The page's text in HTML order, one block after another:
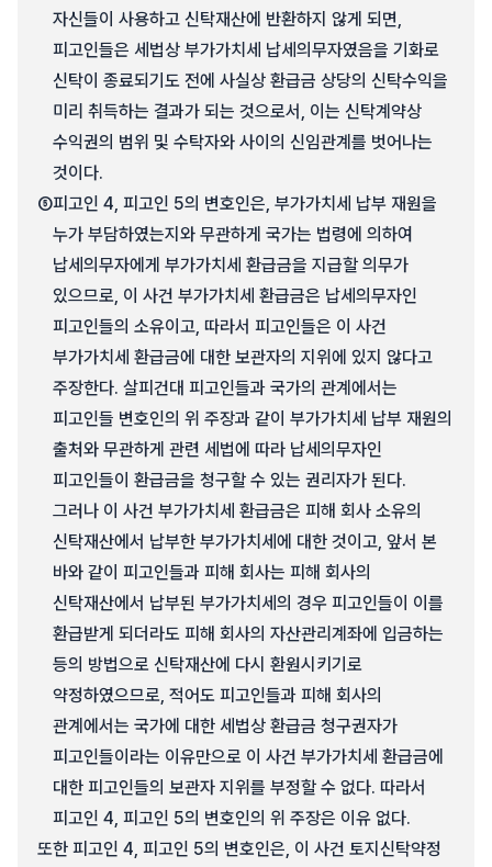
자신들이 사용하고 신탁재산에 반환하지 않게 되면,
피고인들은 세법상 부가가치세 납세의무자였음을 기화로
신탁이 종료되기도 전에 사실상 환급금 상당의 신탁수익을
미리 취득하는 결과가 되는 것으로서, 이는 신탁계약상
수익권의 범위 및 수탁자와 사이의 신임관계를 벗어나는
것이다.
⑤피고인 4, 피고인 5의 변호인은, 부가가치세 납부 재원을
누가 부담하였는지와 무관하게 국가는 법령에 의하여
납세의무자에게 부가가치세 환급금을 지급할 의무가
있으므로, 이 사건 부가가치세 환급금은 납세의무자인
피고인들의 소유이고, 따라서 피고인들은 이 사건
부가가치세 환급금에 대한 보관자의 지위에 있지 않다고
주장한다. 살피건대 피고인들과 국가의 관계에서는
피고인들 변호인의 위 주장과 같이 부가가치세 납부 재원의
출처와 무관하게 관련 세법에 따라 납세의무자인
피고인들이 환급금을 청구할 수 있는 권리자가 된다.
그러나 이 사건 부가가치세 환급금은 피해 회사 소유의
신탁재산에서 납부한 부가가치세에 대한 것이고, 앞서 본
바와 같이 피고인들과 피해 회사는 피해 회사의
신탁재산에서 납부된 부가가치세의 경우 피고인들이 이를
환급받게 되더라도 피해 회사의 자산관리계좌에 입금하는
등의 방법으로 신탁재산에 다시 환원시키기로
약정하였으므로, 적어도 피고인들과 피해 회사의
관계에서는 국가에 대한 세법상 환급금 청구권자가
피고인들이라는 이유만으로 이 사건 부가가치세 환급금에
대한 피고인들의 보관자 지위를 부정할 수 없다. 따라서
피고인 4, 피고인 5의 변호인의 위 주장은 이유 없다.
또한 피고인 4, 피고인 5의 변호인은, 이 사건 토지신탁약정